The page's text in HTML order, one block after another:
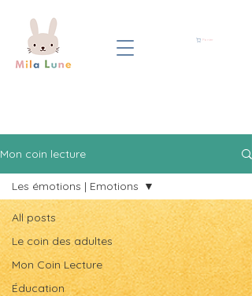
Panier
Mon coin lecture
All posts
Le coin des adultes
Mon Coin Lecture
Éducation
Les émotions | Emotions